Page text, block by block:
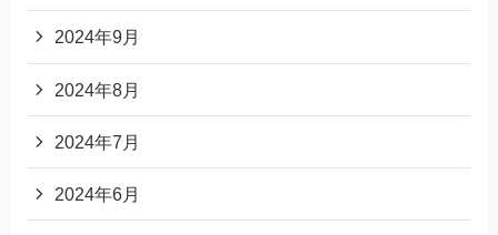
2024年9月
2024年8月
2024年7月
2024年6月